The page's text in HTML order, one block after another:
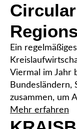
Ein
Viermal im Jahr
Bundesländern,
zusammen, um
Mehr erfahren